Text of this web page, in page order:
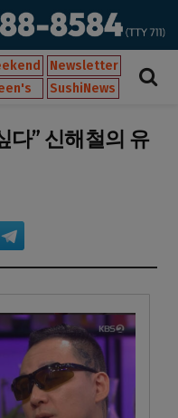
Newsletter
SushiNews
다” 신해철의 유